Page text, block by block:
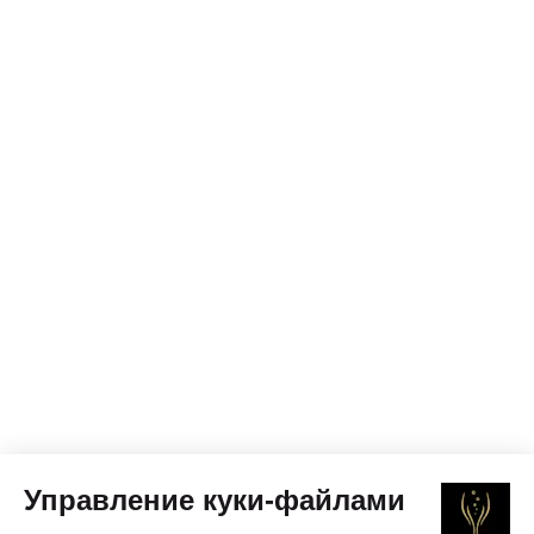
Управление куки-файлами